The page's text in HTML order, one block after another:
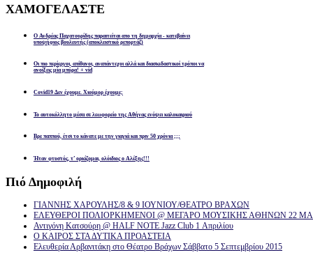
ΧΑΜΟΓΕΛΑΣΤΕ
Ο Ανδρέας Παχατουρίδης παραιτείται απο τη δημαρχία - κατεβαίνει
υποψήφιος βουλευτής (αποκλειστικό ρεπορτάζ)
Οι πιο περίεργοι, απίθανοι, αναπάντεχοι αλλά και διασκεδαστικοί τρόποι να
ανοίξεις μία μπύρα! + vid
Covid19 Δεν έχουμε. Χιούμορ έχουμε;
Το αυτοκόλλητο μέσα σε λεωφορείο της Αθήνας ενόψει καλοκαιριού
Βρε παππού, έτσι το κάνατε με την γιαγιά και πριν 50 χρόνια ;;;
Ήταν φτυστός, τ’ ορκίζομαι, ολόιδιος ο Αλέξης!!!
Πιό Δημοφιλή
ΓΙΑΝΝΗΣ ΧΑΡΟΥΛΗΣ/8 & 9 ΙΟΥΝΙΟΥ/ΘΕΑΤΡΟ ΒΡΑΧΩΝ
ΕΛΕΥΘΕΡΟΙ ΠΟΛΙΟΡΚΗΜΕΝΟΙ @ ΜΕΓΑΡΟ ΜΟΥΣΙΚΗΣ ΑΘΗΝΩΝ 22
Αντιγόνη Κατσούρη @ HALF NOTE Jazz Club 1 Απριλίου
Ο ΚΑΙΡΟΣ ΣΤΑ ΔΥΤΙΚΑ ΠΡΟΑΣΤΕΙΑ
Ελευθερία Αρβανιτάκη στο Θέατρο Βράχων Σάββατο 5 Σεπτεμβρίου 2015